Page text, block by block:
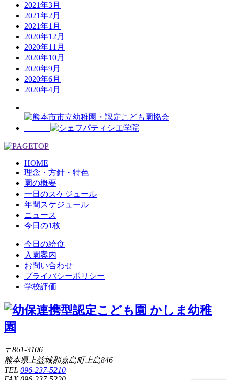
2021年3月
2021年2月
2021年1月
2020年12月
2020年11月
2020年10月
2020年9月
2020年6月
2020年4月
HOME
理念・方針・特色
園の概要
一日のスケジュール
年間スケジュール
ニュース
今日の1枚
今日の給食
入園案内
お問い合わせ
プライバシーポリシー
学校評価
〒861-3106
熊本県上益城郡嘉島町上島846
TEL 096-237-5210